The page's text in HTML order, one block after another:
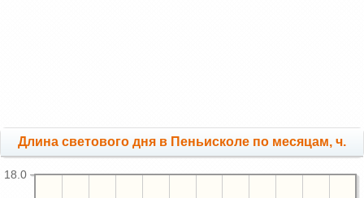
Длина светового дня в Пеньисколе по месяцам, ч.
18.0